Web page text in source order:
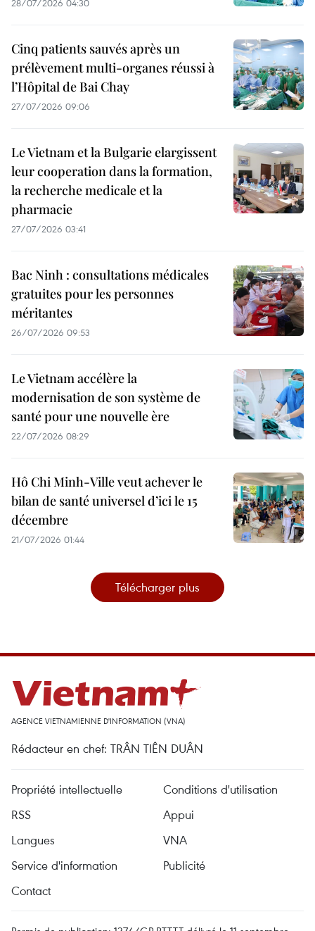
28/07/2026 04:30
Cinq patients sauvés après un
prélèvement multi-organes réussi à
l’Hôpital de Bai Chay
27/07/2026 09:06
Le Vietnam et la Bulgarie elargissent
leur cooperation dans la formation,
la recherche medicale et la
pharmacie
27/07/2026 03:41
Bac Ninh : consultations médicales
gratuites pour les personnes
méritantes
26/07/2026 09:53
Le Vietnam accélère la
modernisation de son système de
santé pour une nouvelle ère
22/07/2026 08:29
Hô Chi Minh-Ville veut achever le
bilan de santé universel d’ici le 15
décembre
21/07/2026 01:44
Télécharger plus
AGENCE VIETNAMIENNE D'INFORMATION (VNA)
Rédacteur en chef: TRÂN TIÊN DUÂN
Propriété intellectuelle
Conditions d'utilisation
RSS
Appui
Langues
VNA
Service d'information
Publicité
Contact